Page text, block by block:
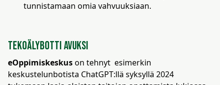
tunnistamaan omia vahvuuksiaan.
Tekoälybotti avuksi
eOppimiskeskuson tehnyt esimerkin
keskustelunbotista ChatGPT:llä syksyllä 2024